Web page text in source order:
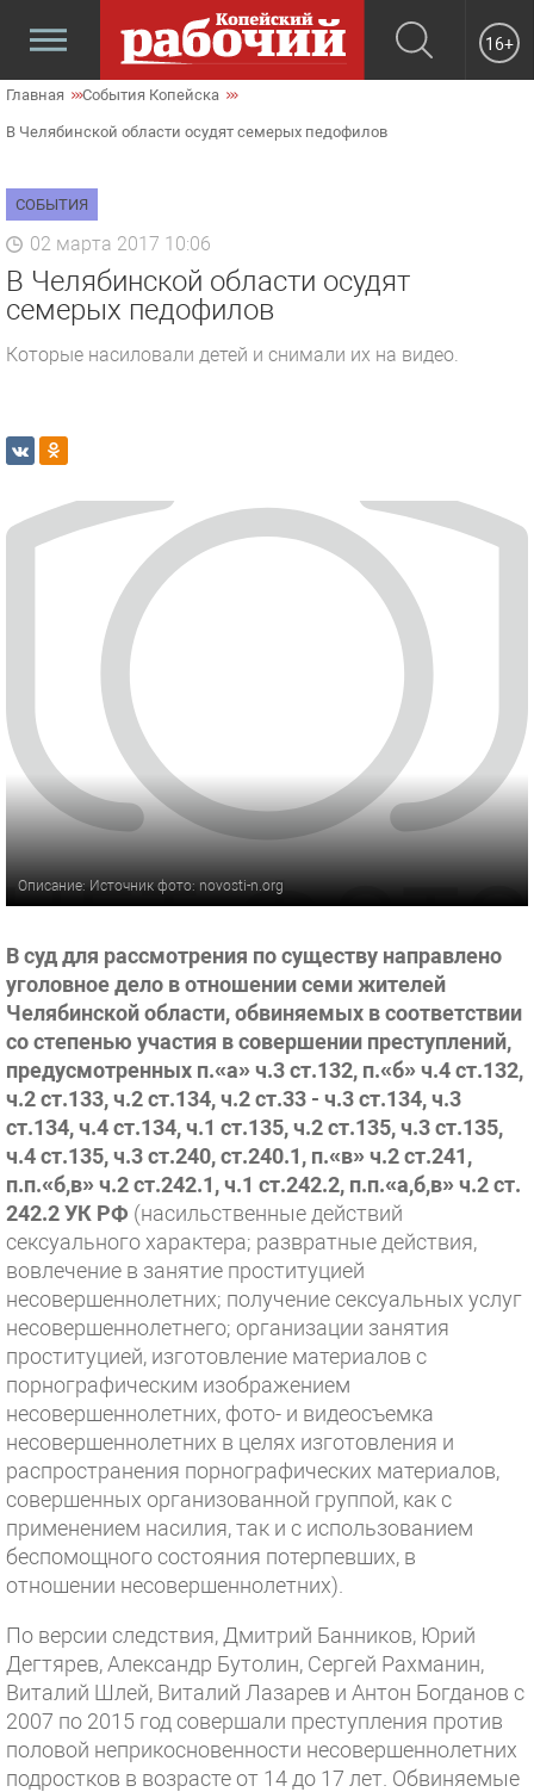
16+
Главная События Копейска
В Челябинской области осудят семерых педофилов
СОБЫТИЯ
02 марта 2017 10:06
В Челябинской области осудят
семерых педофилов
Которые насиловали детей и снимали их на видео.
Описание: Источник фото: novosti-n.org
В суд для рассмотрения по существу направлено
уголовное дело в отношении семи жителей
Челябинской области, обвиняемых в соответствии
со степенью участия в совершении преступлений,
предусмотренных п.«а» ч.3 ст.132, п.«б» ч.4 ст.132,
ч.2 ст.133, ч.2 ст.134, ч.2 ст.33 - ч.3 ст.134, ч.3
ст.134, ч.4 ст.134, ч.1 ст.135, ч.2 ст.135, ч.3 ст.135,
ч.4 ст.135, ч.3 ст.240, ст.240.1, п.«в» ч.2 ст.241,
п.п.«б,в» ч.2 ст.242.1, ч.1 ст.242.2, п.п.«а,б,в» ч.2 ст.
242.2 УК РФ (насильственные действий
сексуального характера; развратные действия,
вовлечение в занятие проституцией
несовершеннолетних; получение сексуальных услуг
несовершеннолетнего; организации занятия
проституцией, изготовление материалов с
порнографическим изображением
несовершеннолетних, фото- и видеосъемка
несовершеннолетних в целях изготовления и
распространения порнографических материалов,
совершенных организованной группой, как с
применением насилия, так и с использованием
беспомощного состояния потерпевших, в
отношении несовершеннолетних).
По версии следствия, Дмитрий Банников, Юрий
Дегтярев, Александр Бутолин, Сергей Рахманин,
Виталий Шлей, Виталий Лазарев и Антон Богданов с
2007 по 2015 год совершали преступления против
половой неприкосновенности несовершеннолетних
подростков в возрасте от 14 до 17 лет. Обвиняемые